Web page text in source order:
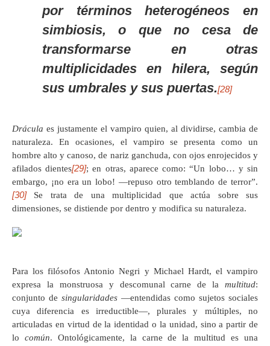
por términos heterogéneos en
simbiosis, o que no cesa de
transformarse en otras
multiplicidades en hilera, según
sus umbrales y sus puertas.[28]
Drácula es justamente el vampiro quien, al dividirse, cambia de
naturaleza. En ocasiones, el vampiro se presenta como un
hombre alto y canoso, de nariz ganchuda, con ojos enrojecidos y
afilados dientes[29]; en otras, aparece como: “Un lobo… y sin
embargo, ¡no era un lobo! —repuso otro temblando de terror”.
[30]Se trata de una multiplicidad que actúa sobre sus
dimensiones, se distiende por dentro y modifica su naturaleza.
Para los filósofos Antonio Negri y Michael Hardt, el vampiro
expresa la monstruosa y descomunal carne de la multitud:
conjunto de singularidades —entendidas como sujetos sociales
cuya diferencia es irreductible—, plurales y múltiples, no
articuladas en virtud de la identidad o la unidad, sino a partir de
lo común. Ontológicamente, la carne de la multitud es una